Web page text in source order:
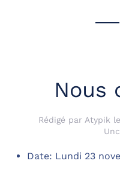
Nous
Rédigé par Atypik le
Date: Lundi 23